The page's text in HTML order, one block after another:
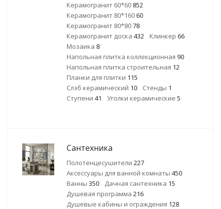
Керамогранит 60*60 852
Керамогранит 80*160 60
Керамогранит 80*8078
Керамогранит доска 432 Клинкер 66
Мозаика 8
Напольная плитка коллекционная 90
Напольная плитка строительная 12
Планки для плитки 115
Слэб керамический 10 Стенды 1
Ступени 41 Уголки керамические 5
Сантехника
Полотенцесушители 227
Аксессуары для ванной комнаты 450
Ванны 350 Дачная сантехника 15
Душевая программа 216
Душевые кабины и ограждения 128